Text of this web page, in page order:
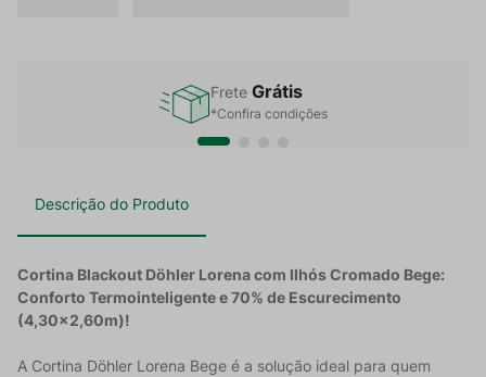
Frete Grátis
*Confira condições
Descrição do Produto
Cortina Blackout Döhler Lorena com Ilhós Cromado Bege:
Conforto Termointeligente e 70% de Escurecimento
(4,30x2,60m)!
A Cortina Döhler Lorena Bege é a solução ideal para quem